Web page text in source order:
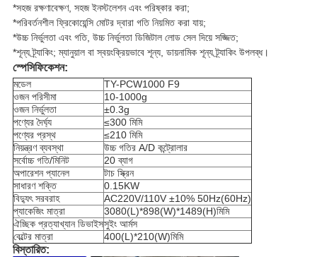
*সহজ রক্ষণাবেক্ষণ, সহজ ইনস্টলেশন এবং পরিষ্কার করা;
*পরিবর্তনশীল ফ্রিকোয়েন্সি মোটর দ্বারা গতি নিয়মিত করা যায়;
*উচ্চ নির্ভুলতা এবং গতি, উচ্চ নির্ভুলতা ডিজিটাল লোড সেল দিয়ে সজ্জিত;
*শূন্য ট্র্যাকিং; ম্যানুয়াল বা স্বয়ংক্রিয়ভাবে শূন্য, ডায়নামিক শূন্য ট্র্যাকিং উপলব্ধ।
স্পেসিফিকেশন:
মডেল
TY-PCW1000 F9
ওজন পরিসীমা
10-1000g
ওজন নির্ভুলতা
±0.3g
পণ্যের দৈর্ঘ্য
≤300 মিমি
পণ্যের প্রস্থ
≤210 মিমি
নিয়ন্ত্রণ ব্যবস্থা
উচ্চ গতির A/D কন্ট্রোলার
সর্বোচ্চ গতি/মিনিট
20 ব্যাগ
অপারেশন প্যানেল
টাচ স্ক্রিন
সাধারণ শক্তি
0.15KW
বিদ্যুৎ সরবরাহ
AC220V/110V ±10% 50Hz(60Hz)
প্যাকেজিং মাত্রা
3080(L)*898(W)*1489(H)মিমি
ঐচ্ছিক প্রত্যাখ্যান ডিভাইসসুইং আর্মস
বেল্টের মাত্রা
400(L)*210(W)মিমি
বিস্তারিত: